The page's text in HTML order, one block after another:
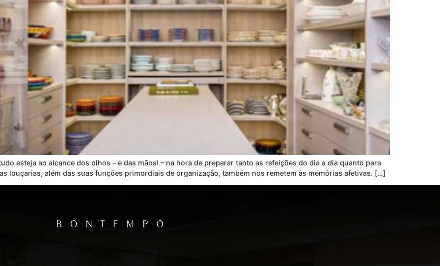
esteja ao alcance dos olhos – e das mãos! – na hora de preparar tanto as refeições do dia a dia quanto para
louçarias, além das suas funções primordiais de organização, também nos remetem às memórias afetivas. […]